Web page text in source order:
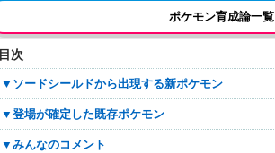
ポケモン育成論一覧
目次
▼ソードシールドから出現する新ポケモン
▼登場が確定した既存ポケモン
▼みんなのコメント